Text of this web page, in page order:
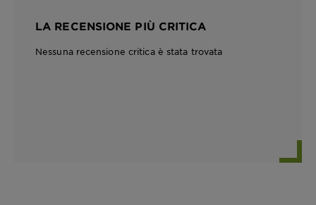
LA RECENSIONE PIÙ CRITICA
Nessuna recensione critica è stata trovata